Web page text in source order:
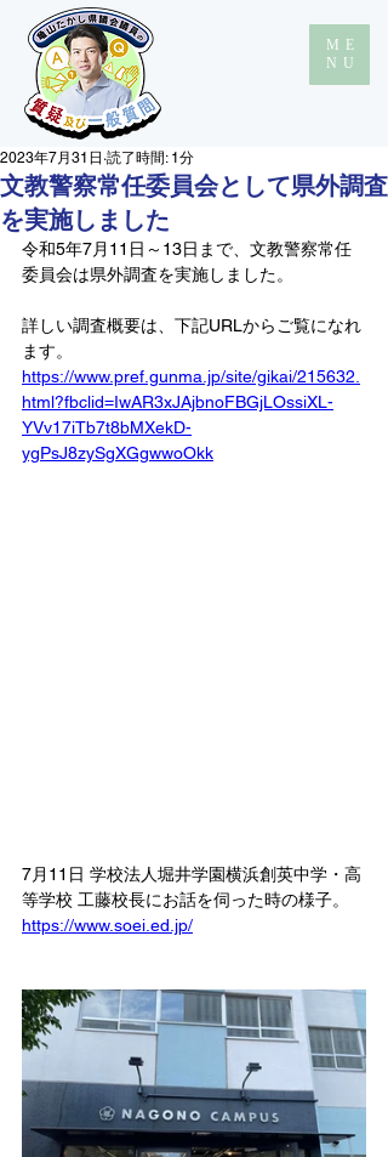
ME
NU
文教警察常任委員会として県外調査
を実施しました
2023年7月31日 読了時間: 1分
令和5年7月11日～13日まで、文教警察常任
委員会は県外調査を実施しました。
詳しい調査概要は、下記URLからご覧になれ
ます。
https://www.pref.gunma.jp/site/gikai/215632.
html?fbclid=IwAR3xJAjbnoFBGjLOssiXL-
YVv17iTb7t8bMXekD-
ygPsJ8zySgXGgwwoOkk
7月11日 学校法人堀井学園横浜創英中学・高
等学校 工藤校長にお話を伺った時の様子。
https://www.soei.ed.jp/